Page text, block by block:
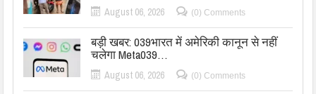
August 06, 2026 (0) Comments
बड़ी खबर: 039भारत में अमेरिकी कानून से नहीं
चलेगा Meta039…
August 06, 2026 (0) Comments